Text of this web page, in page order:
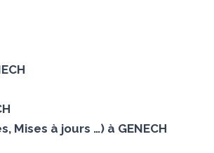
à jours …) à GENECH